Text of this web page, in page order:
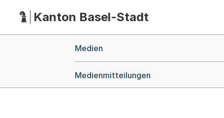
HauptnavigationKanton Basel-Stadt
Medien
Medienmitteilungen